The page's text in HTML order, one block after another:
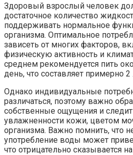
Здоровый взрослый человек
достаточное количество
поддерживать нормальное
организма. Оптимальное
зависеть от многих факторов,
физическую активность и
среднем рекомендуется пить
день, что составляет примерно 2
Однако индивидуальные
различаться, поэтому важно
собственные ощущения и
увлажненности кожи, цветом
организма. Важно помнить, что
употребление воды может
что отрицательно сказывается